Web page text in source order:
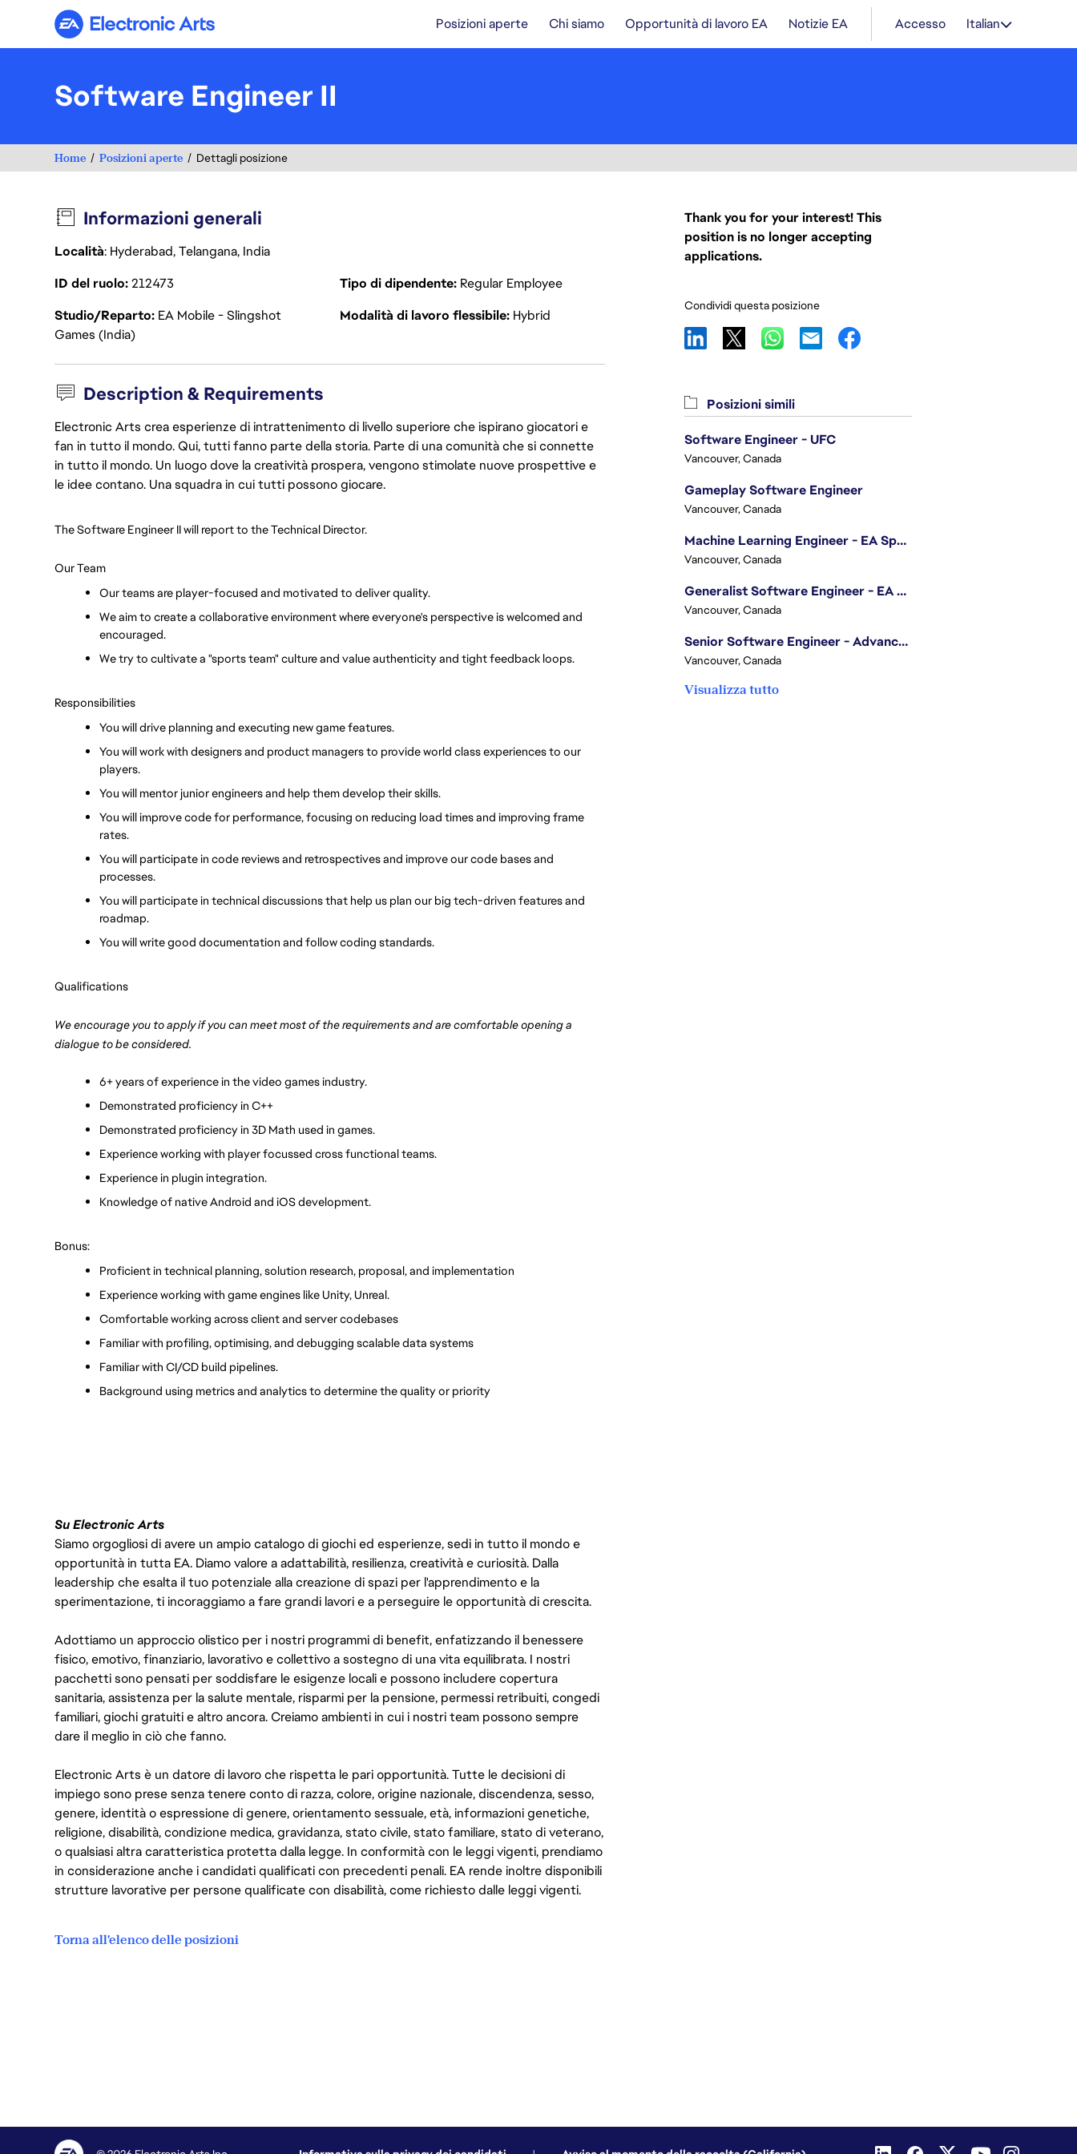
Electronic Arts Posizioni aperte Chi siamo Opportunità di lavoro EA Notizie EA Accesso Italian
Software Engineer II
Home Posizioni aperte Dettagli posizione
Informazioni generali
Località: Hyderabad, Telangana, India
ID del ruolo212473 Tipo di dipendente Regular Employee
Studio/Reparto EA Mobile - Slingshot
Games (India)
Modalità di lavoro flessibile Hybrid
Description & Requirements
Electronic Arts crea esperienze di intrattenimento di livello superiore che ispirano giocatori e
fan in tutto il mondo. Qui, tutti fanno parte della storia. Parte di una comunità che si connette
in tutto il mondo. Un luogo dove la creatività prospera, vengono stimolate nuove prospettive e
le idee contano. Una squadra in cui tutti possono giocare.
The Software Engineer II will report to the Technical Director.
Our Team
Our teams are player-focused and motivated to deliver quality.
We aim to create a collaborative environment where everyone's perspective is welcomed and
encouraged.
We try to cultivate a "sports team" culture and value authenticity and tight feedback loops.
Responsibilities
You will drive planning and executing new game features.
You will work with designers and product managers to provide world class experiences to our
players.
You will mentor junior engineers and help them develop their skills.
You will improve code for performance, focusing on reducing load times and improving frame
rates.
You will participate in code reviews and retrospectives and improve our code bases and
processes.
You will participate in technical discussions that help us plan our big tech-driven features and
roadmap.
You will write good documentation and follow coding standards.
Qualifications
We encourage you to apply if you can meet most of the requirements and are comfortable opening a
dialogue to be considered.
6+ years of experience in the video games industry.
Demonstrated proficiency in C++
Demonstrated proficiency in 3D Math used in games.
Experience working with player focussed cross functional teams.
Experience in plugin integration.
Knowledge of native Android and iOS development.
Bonus:
Proficient in technical planning, solution research, proposal, and implementation
Experience working with game engines like Unity, Unreal.
Comfortable working across client and server codebases
Familiar with profiling, optimising, and debugging scalable data systems
Familiar with CI/CD build pipelines.
Background using metrics and analytics to determine the quality or priority
Su Electronic Arts
Siamo orgogliosi di avere un ampio catalogo di giochi ed esperienze, sedi in tutto il mondo e
opportunità in tutta EA. Diamo valore a adattabilità, resilienza, creatività e curiosità. Dalla
leadership che esalta il tuo potenziale alla creazione di spazi per l'apprendimento e la
sperimentazione, ti incoraggiamo a fare grandi lavori e a perseguire le opportunità di crescita.
Adottiamo un approccio olistico per i nostri programmi di benefit, enfatizzando il benessere
fisico, emotivo, finanziario, lavorativo e collettivo a sostegno di una vita equilibrata. I nostri
pacchetti sono pensati per soddisfare le esigenze locali e possono includere copertura
sanitaria, assistenza per la salute mentale, risparmi per la pensione, permessi retribuiti, congedi
familiari, giochi gratuiti e altro ancora. Creiamo ambienti in cui i nostri team possono sempre
dare il meglio in ciò che fanno.
Electronic Arts è un datore di lavoro che rispetta le pari opportunità. Tutte le decisioni di
impiego sono prese senza tenere conto di razza, colore, origine nazionale, discendenza, sesso,
genere, identità o espressione di genere, orientamento sessuale, età, informazioni genetiche,
religione, disabilità, condizione medica, gravidanza, stato civile, stato familiare, stato di veterano,
o qualsiasi altra caratteristica protetta dalla legge. In conformità con le leggi vigenti, prendiamo
in considerazione anche i candidati qualificati con precedenti penali. EA rende inoltre disponibili
strutture lavorative per persone qualificate con disabilità, come richiesto dalle leggi vigenti.
Torna all'elenco delle posizioni
Thank you for your interest! This
position is no longer accepting
applications.
Condividi questa posizione
Posizioni simili
Software Engineer - UFC
Vancouver, Canada
Gameplay Software Engineer
Vancouver, Canada
Machine Learning Engineer - EA Sports FC
Vancouver, Canada
Generalist Software Engineer - EA Sports FC
Vancouver, Canada
Senior Software Engineer - Advanced Technology Group
Vancouver, Canada
Visualizza tutto